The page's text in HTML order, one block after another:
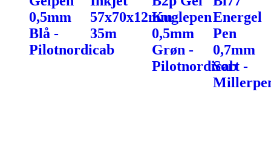
0,5mm
Blå -
Pilotnordicab
57x70x12mm
35m
Kuglepen
0,5mm
Grøn -
Pilotnordicab
Energel
Pen
0,7mm
Sort -